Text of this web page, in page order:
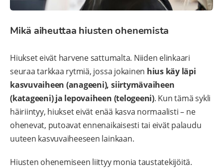
Mikä aiheuttaa hiusten ohenemista
Hiukset eivät harvene sattumalta. Niiden elinkaari
seuraa tarkkaa rytmiä, jossa jokainen hius käy läpi
kasvuvaiheen (anageeni), siirtymävaiheen
(katageeni) ja lepovaiheen (telogeeni). Kun tämä sykli
häiriintyy, hiukset eivät enää kasva normaalisti – ne
ohenevat, putoavat ennenaikaisesti tai eivät palaudu
uuteen kasvuvaiheeseen lainkaan.
Hiusten ohenemiseen liittyy monia taustatekijöitä.